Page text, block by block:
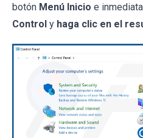
botón Menú Inicio e
Control y haga clic en el